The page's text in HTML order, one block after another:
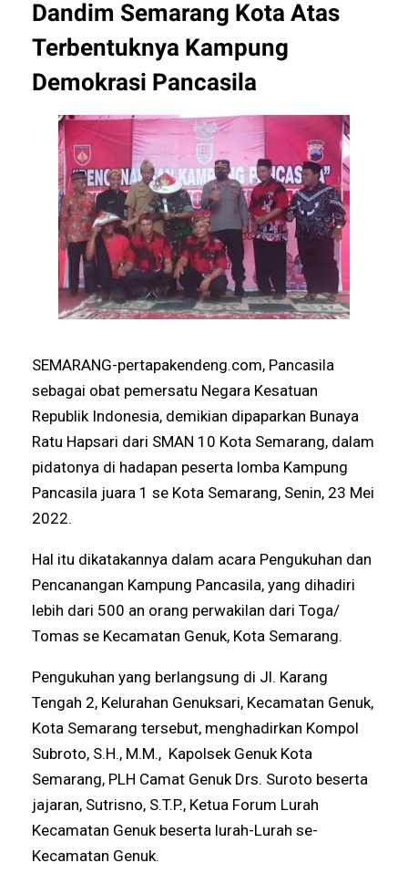
Dandim Semarang Kota Atas
Terbentuknya Kampung
Demokrasi Pancasila
SEMARANG-pertapakendeng.com, Pancasila
sebagai obat pemersatu Negara Kesatuan
Republik Indonesia, demikian dipaparkan Bunaya
Ratu Hapsari dari SMAN 10 Kota Semarang, dalam
pidatonya di hadapan peserta lomba Kampung
Pancasila juara 1 se Kota Semarang, Senin, 23 Mei
2022.
Hal itu dikatakannya dalam acara Pengukuhan dan
Pencanangan Kampung Pancasila, yang dihadiri
lebih dari 500 an orang perwakilan dari Toga/
Tomas se Kecamatan Genuk, Kota Semarang.
Pengukuhan yang berlangsung di Jl. Karang
Tengah 2, Kelurahan Genuksari, Kecamatan Genuk,
Kota Semarang tersebut, menghadirkan Kompol
Subroto, S.H., M.M., Kapolsek Genuk Kota
Semarang, PLH Camat Genuk Drs. Suroto beserta
jajaran, Sutrisno, S.T.P., Ketua Forum Lurah
Kecamatan Genuk beserta lurah-Lurah se-
Kecamatan Genuk.